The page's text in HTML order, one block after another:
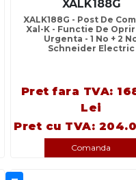
XALK188G
XALK188G - Post De
Xal-K - Functie De
Urgenta - 1 No + 2
Schneider Electric
Pret fara TVA:
Lei
Pret cu TVA:
Comanda